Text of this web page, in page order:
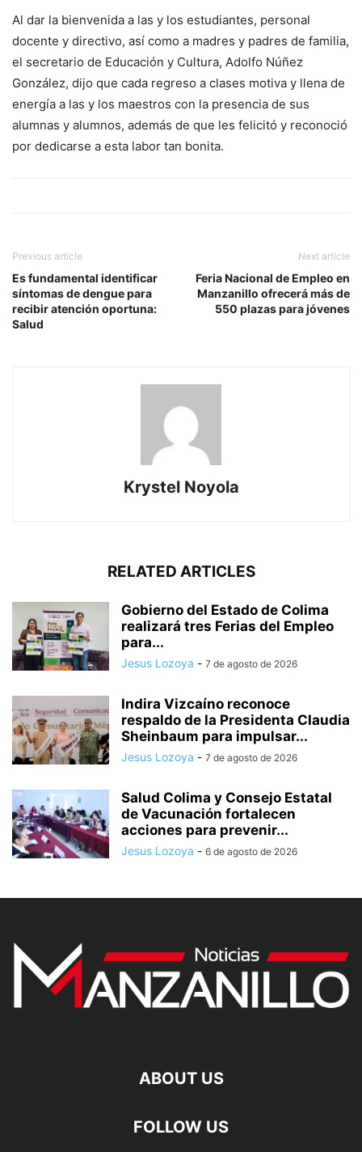
Al dar la bienvenida a las y los estudiantes, personal
docente y directivo, así como a madres y padres de familia,
el secretario de Educación y Cultura, Adolfo Núñez
González, dijo que cada regreso a clases motiva y llena de
energía a las y los maestros con la presencia de sus
alumnas y alumnos, además de que les felicitó y reconoció
por dedicarse a esta labor tan bonita.
Previous article
Es fundamental identificar
síntomas de dengue para
recibir atención oportuna:
Salud
Next article
Feria Nacional de Empleo en
Manzanillo ofrecerá más de
550 plazas para jóvenes
Krystel Noyola
RELATED ARTICLES
Gobierno del Estado de Colima
realizará tres Ferias del Empleo
para...
Jesus Lozoya - 7 de agosto de 2026
Indira Vizcaíno reconoce
respaldo de la Presidenta Claudia
Sheinbaum para impulsar...
Jesus Lozoya - 7 de agosto de 2026
Salud Colima y Consejo Estatal
de Vacunación fortalecen
acciones para prevenir...
Jesus Lozoya - 6 de agosto de 2026
ABOUT US
FOLLOW US